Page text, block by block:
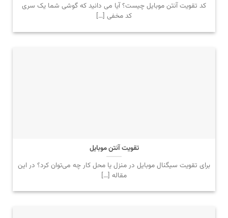
کد تقویت آنتن موبایل چیست؟ آیا می دانید که گوشی شما یک سری
کد مخفی […]
تقویت آنتن موبایل
برای تقویت سیگنال موبایل در منزل یا محل کار چه می‌توان کرد؟ در این
مقاله […]